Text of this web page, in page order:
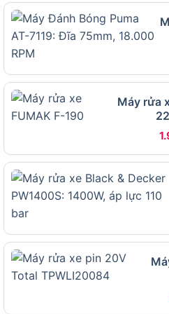
dòng máy rửa xe thông
cùng khám phá các ứng
máy rửa xe công nghiệp
Ứng dụng thực tế
dụng của Makita
Ứng dụng thực tế và đối
1300
Makita HW 1300 là thiết
nhiều nhu cầu làm sạch
nhau. Dưới đây là những
hoặc xe đạp nhờ áp
Máy rửa